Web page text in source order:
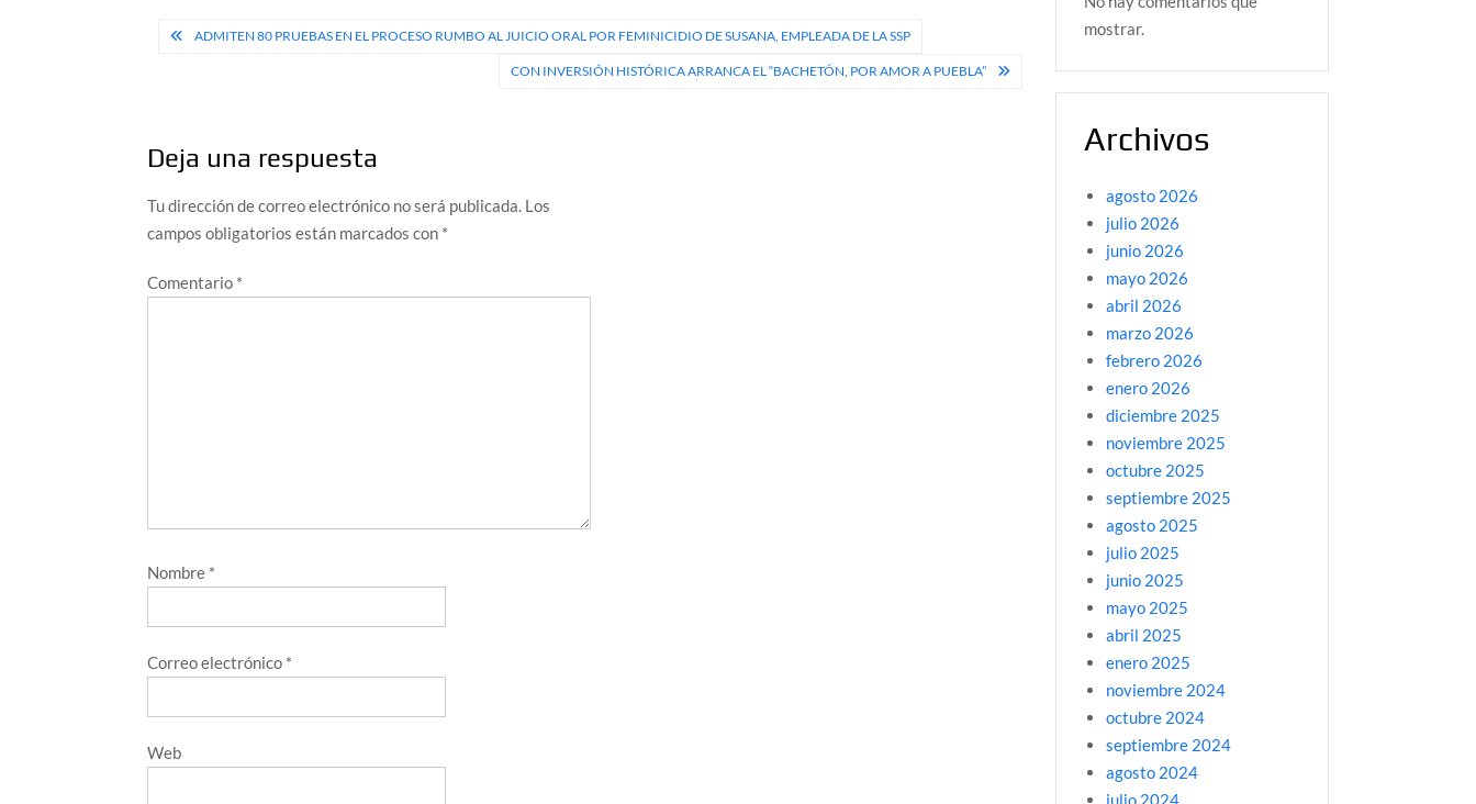
Navegación
ADMITEN 80 PRUEBAS EN EL PROCESO RUMBO AL JUICIO ORAL POR FEMINICIDIO DE SUSANA, EMPLEADA DE LA SSP
CON INVERSIÓN HISTÓRICA ARRANCA EL “BACHETÓN, POR AMOR A PUEBLA”
Deja una respuesta
Tu dirección de correo electrónico no será publicada. Los
campos obligatorios están marcados con *
Comentario *
Nombre *
Correo electrónico *
Web
mostrar.
Archivos
agosto 2026
julio 2026
junio 2026
mayo 2026
abril 2026
marzo 2026
febrero 2026
enero 2026
diciembre 2025
noviembre 2025
octubre 2025
septiembre 2025
agosto 2025
julio 2025
junio 2025
mayo 2025
abril 2025
enero 2025
noviembre 2024
octubre 2024
septiembre 2024
agosto 2024
julio 2024